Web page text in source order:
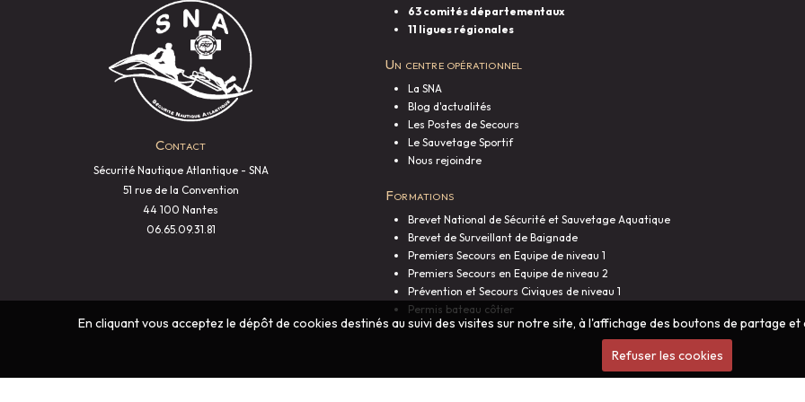
Contact
Sécurité Nautique Atlantique - SNA
51 rue de la Convention
44 100 Nantes
06.65.09.31.81
63 comités départementaux
11 ligues régionales
Un centre opérationnel
La SNA
Blog d'actualités
Les Postes de Secours
Le Sauvetage Sportif
Nous rejoindre
Formations
Brevet National de Sécurité et Sauvetage Aquatique
Brevet de Surveillant de Baignade
Premiers Secours en Equipe de niveau 1
Premiers Secours en Equipe de niveau 2
Prévention et Secours Civiques de niveau 1
Permis bateau côtier
En cliquant vous acceptez le dépôt de cookies destinés au suivi des visites sur notre site, à l'affichage des boutons de partage
Refuser les cookies